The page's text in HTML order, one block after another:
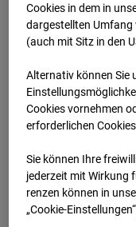
GC-101
Archivdatum:
Cookies in dem in
dargestellten Umfang
(auch mit Sitz in den
Alternativ können Sie
Cookies vornehmen
erforderlichen
Sie können Ihre
jederzeit mit Wirkung
renzen können in
„Cookie-